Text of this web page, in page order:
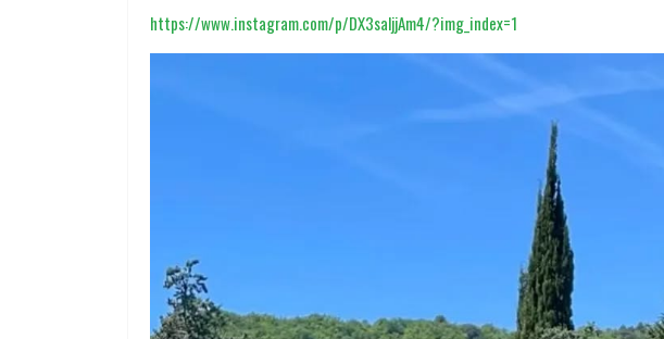
https://www.instagram.com/p/DX3saljjAm4/?img_index=1